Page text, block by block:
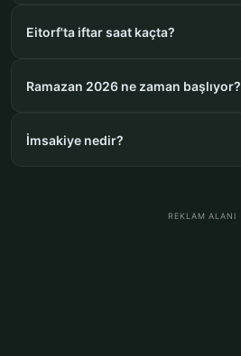
Eitorf'ta iftar saat kaçta?
Ramazan 2026 ne zaman başlıyor?
İmsakiye nedir?
REKLAM ALANI